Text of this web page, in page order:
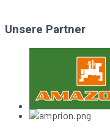
Unsere Partner